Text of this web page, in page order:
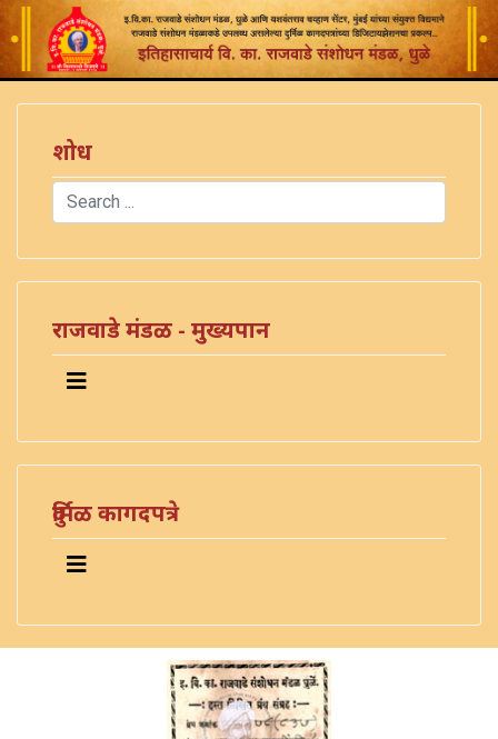
शोध
Search
राजवाडे मंडळ - मुख्यपान
दुर्मिळ कागदपत्रे